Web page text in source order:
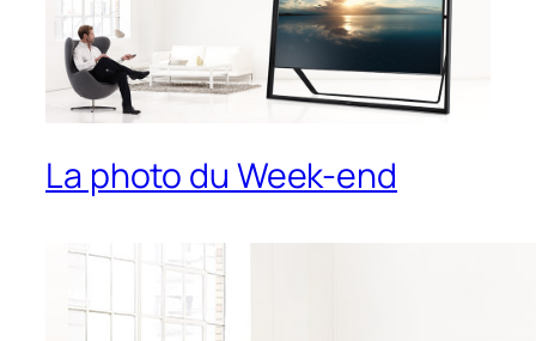
La photo du Week-end